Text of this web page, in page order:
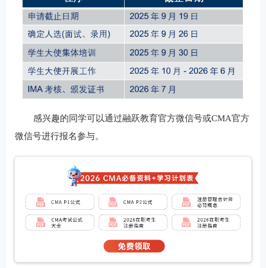
感兴趣的同学可以通过融跃教育官方微信号或CMA官方
微信号进行报名参与。